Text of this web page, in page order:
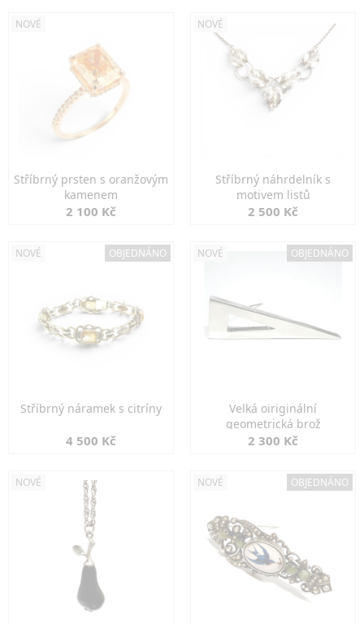
NOVÉ
Stříbrný prsten s oranžovým
kamenem
2 100 Kč
NOVÉ
Stříbrný náhrdelník s
motivem listů
2 500 Kč
NOVÉ OBJEDNÁNO
Stříbrný náramek s citríny
4 500 Kč
NOVÉ OBJEDNÁNO
Velká oiriginální
geometrická brož
2 300 Kč
NOVÉ NOVÉ OBJEDNÁNO